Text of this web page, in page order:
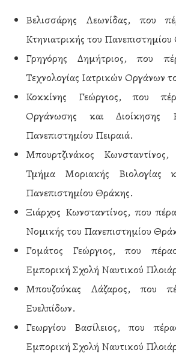
Βελισσάρης Λεωνίδας, που
Κτηνιατρικής του
Γρηγόρης Δημήτριος, που
Τεχνολογίας Ιατρικών Οργάνων
Κοκκίνης Γεώργιος, που
Οργάνωσης και Διοίκησης
Πανεπιστημίου Πειραιά.
Μπουρτζινάκος
Τμήμα Μοριακής Βιολογίας
Πανεπιστημίου Θράκης.
Ξιάρχος Κωνσταντίνος, που
Νομικής του Πανεπιστημίου
Γομάτος Γεώργιος, που
Εμπορική Σχολή Ναυτικού
Μπουζούκας Λάζαρος, που
Ευελπίδων.
Γεωργίου Βασίλειος, που
Εμπορική Σχολή Ναυτικού